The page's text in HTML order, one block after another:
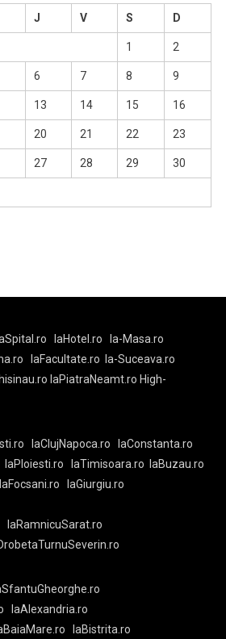
J V S D
1 2
6 7 8 9
13 14 15 16
20 21 22 23
27 28 29 30
laHotel.ro
la-Masa.ro
laFacultate.ro
la-Suceava.ro
laPiatraNeamt.ro High-
laClujNapoca.ro
laConstanta.ro
laPloiesti.ro laTimisoara.ro
laBuzau.ro
laFocsani.ro
laGiurgiu.ro
laRamnicuSarat.ro
laAlexandria.ro
laBistrita.ro